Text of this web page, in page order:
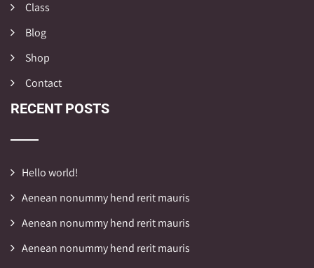
Class
Blog
Shop
Contact
RECENT POSTS
Hello world!
Aenean nonummy hend rerit mauris
Aenean nonummy hend rerit mauris
Aenean nonummy hend rerit mauris